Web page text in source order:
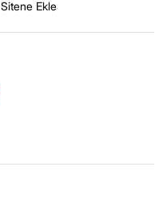
Sitene Ekle